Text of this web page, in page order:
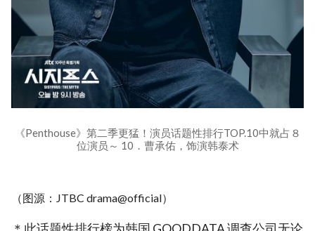
《Penthouse》第二季更猛！演员话题性排行TOP.10中就占８
位演员～ 10．曹承佑，饰演韩泰术
（图源：JTBC drama@official）